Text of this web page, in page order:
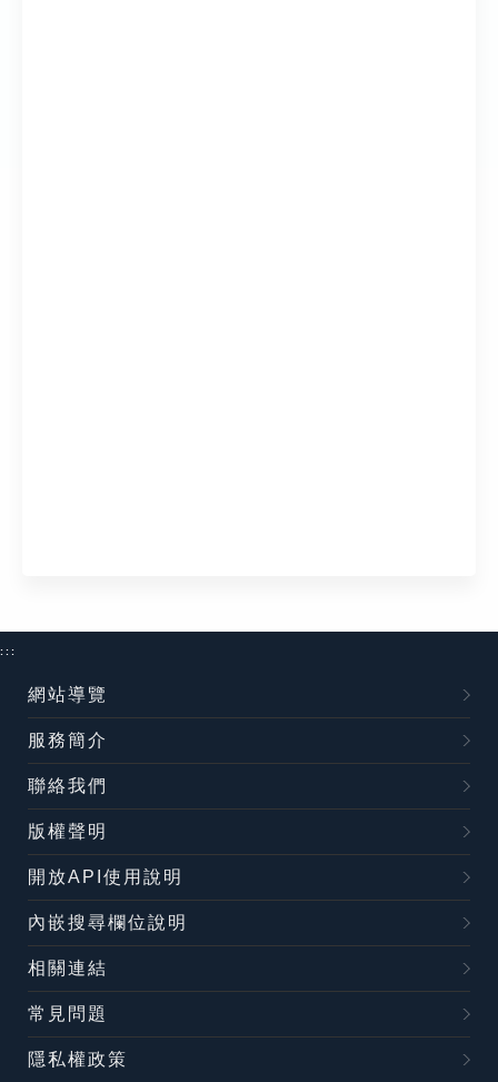
:::
網站導覽
服務簡介
聯絡我們
版權聲明
開放API使用說明
內嵌搜尋欄位說明
相關連結
常見問題
隱私權政策